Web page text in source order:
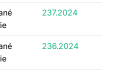
237.2024
236.2024